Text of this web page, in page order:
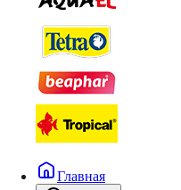
Главная